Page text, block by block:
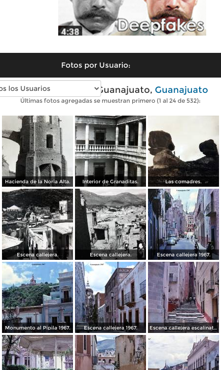
Fotos por Usuario:
Fotos antiguas de Guanajuato, Guanajuato
Últimas fotos agregadas se muestran primero (1 al 24 de 532):
Hacienda de la Noria Alta. Interior de Granaditas. Las comadres.
Escena callejera. Escena callejera. Escena callejera 1967.
Monumento al Pipila 1967. Escena callejera 1967. Escena callejera escalinata 1967.